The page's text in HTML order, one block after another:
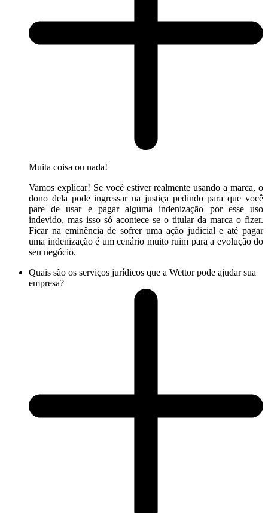
Muita coisa ou nada!
Vamos explicar! Se você estiver realmente usando a marca, o
dono dela pode ingressar na justiça pedindo para que você
pare de usar e pagar alguma indenização por esse uso
indevido, mas isso só acontece se o titular da marca o fizer.
Ficar na eminência de sofrer uma ação judicial e até pagar
uma indenização é um cenário muito ruim para a evolução do
seu negócio.
Quais são os serviços jurídicos que a Wettor pode ajudar sua
empresa?